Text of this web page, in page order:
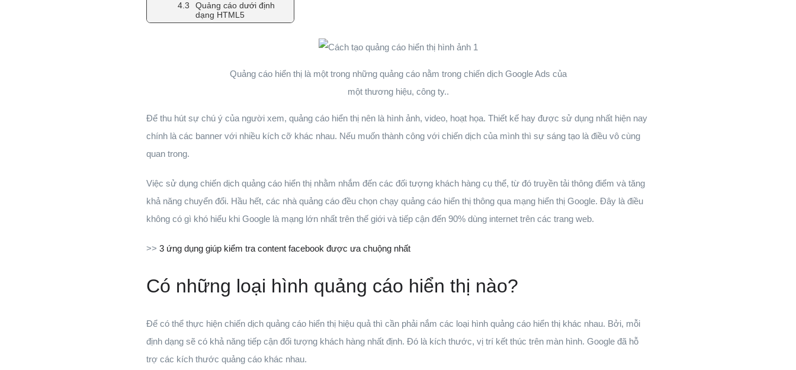
Quảng cáo dưới định
dạng HTML5
Quảng cáo hiển thị là một trong những quảng cáo nằm trong chiến dịch Google Ads của
một thương hiệu, công ty..
Để thu hút sự chú ý của người xem, quảng cáo hiển thị nên là hình ảnh, video, hoạt họa. Thiết kế hay được sử dụng nhất hiện nay
chính là các banner với nhiều kích cỡ khác nhau. Nếu muốn thành công với chiến dịch của mình thì sự sáng tạo là điều vô cùng
quan trong.
Việc sử dụng chiến dịch quảng cáo hiển thị nhằm nhắm đến các đối tượng khách hàng cụ thể, từ đó truyền tải thông điểm và tăng
khả năng chuyển đổi. Hầu hết, các nhà quảng cáo đều chọn chạy quảng cáo hiển thị thông qua mạng hiển thị Google. Đây là điều
không có gì khó hiểu khi Google là mạng lớn nhất trên thế giới và tiếp cận đến 90% dùng internet trên các trang web.
>> 3 ứng dụng giúp kiểm tra content facebook được ưa chuộng nhất
Có những loại hình quảng cáo hiển thị nào?
Để có thể thực hiện chiến dịch quảng cáo hiển thị hiệu quả thì cần phải nắm các loại hình quảng cáo hiển thị khác nhau. Bởi, mỗi
định dạng sẽ có khả năng tiếp cận đối tượng khách hàng nhất định. Đó là kích thước, vị trí kết thúc trên màn hình. Google đã hỗ
trợ các kích thước quảng cáo khác nhau.